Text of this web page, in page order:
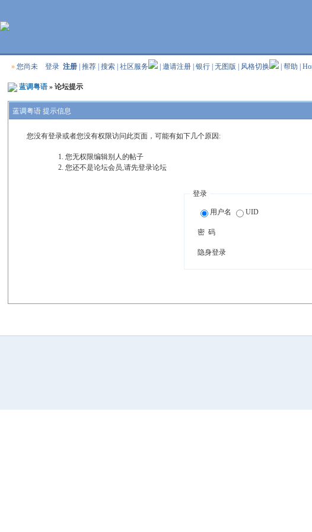
» 您尚未登录 注册 |推荐 |搜索 |社区服务 |邀请注册 |银行 |无图版 风格切换 |帮助 |
蓝调粤语 » 论坛提示
蓝调粤语 提示信息
您没有登录或者您没有权限访问此页面，可能有如下几个原因:
您无权限编辑别人的帖子
您还不是论坛会员,请先登录论坛
登录
用户名 UID
密 码
隐身登录